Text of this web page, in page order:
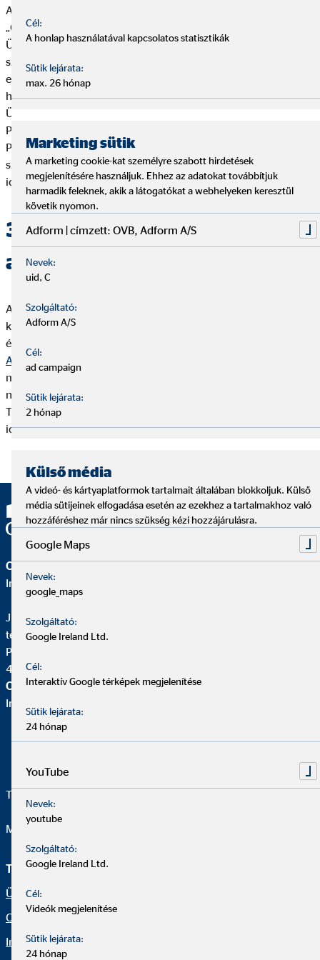
Az „OVB Ügyféltájékoztató - Biztosításközvetítői” illetve az
„OVB Ügyféltájékoztató- Pénzügyi közvetítői” valamint az „OVB
Ügyféltájékoztató Pénzügyi közvetítői (Lakás-előtakarékossági
szerződések)” dokumentumok mindenkor aktuális szövegei
elektronikus formában elérhetők a nyomtatvany.ovb.hu
honlapon az „Ügyféltájékoztató” kategóriában, az „OVB
Ügyféltájékoztató – Biztosítási” illetve „OVB Ügyféltájékoztató-
Pénzügyi közvetítői” valamint az „OVB Ügyféltájékoztató
Pénzügyi közvetítői (Lakás-előtakarékossági
szerződések)”elnevezésű dokumentumok megfelelő
időállapotú verziójának kiválasztásával.
3. Tájékoztatás személyes
adatok kezeléséről
A személyes adatok kezeléséről szóló tájékoztatást (ideértve
különösen az adatkezelések jogalapját, célját, időtartamát, az
érintett jogairól szóló tájékoztatást, stb.) a magyar nyelvű „
Adatkezelési Tájékoztató
mindenkor aktuális szövege elektronikus formában elérhető a
nyomtatvany.ovb.hu honlapon az „OVB Adatkezelési
Tájékoztató” kategóriában, a dokumentum megfelelő
időállapotú verziójának kiválasztásával.
OVB Vermögensberatung Kft.
Iroda | Debrecen
Judit Ramocsa
területi igazgató OVB
Péterfia u. 4. II/210.
4026 Debrecen
OVB Vermögensberatung Kft.
Iroda |
Telefon:
Mail:
Tanácsadói oldal
Ügyféltájékoztató
Csatlakozz hozzánk
Impresszum
Cél:
A honlap használatával kapcsolatos statisztikák
Sütik lejárata:
max. 26 hónap
Marketing sütik
A marketing cookie-kat személyre szabott hirdetések
megjelenítésére használjuk. Ehhez az adatokat továbbítjuk
harmadik feleknek, akik a látogatókat a webhelyeken keresztül
követik nyomon.
Adform | címzett: OVB, Adform A/S
Nevek:
uid, C
Szolgáltató:
Adform A/S
Cél:
ad campaign
Sütik lejárata:
2 hónap
Külső média
A videó- és kártyaplatformok tartalmait általában blokkoljuk. Külső
média sütijeinek elfogadása esetén az ezekhez a tartalmakhoz való
hozzáféréshez már nincs szükség kézi hozzájárulásra.
Google Maps
Nevek:
google_maps
Szolgáltató:
Google Ireland Ltd.
Cél:
Interaktív Google térképek megjelenítése
Sütik lejárata:
24 hónap
YouTube
Nevek:
youtube
Szolgáltató:
Google Ireland Ltd.
Cél:
Videók megjelenítése
Sütik lejárata:
24 hónap